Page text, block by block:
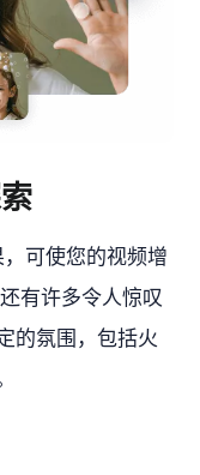
可使您的视频增
有许多令人惊叹
的氛围，包括火